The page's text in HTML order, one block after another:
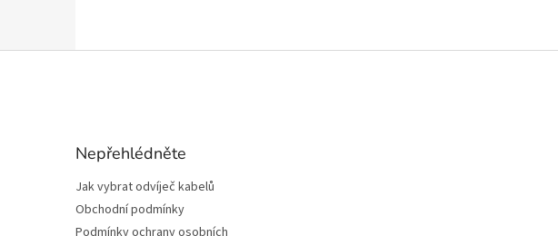
Nepřehlédněte
Jak vybrat odvíječ kabelů
Obchodní podmínky